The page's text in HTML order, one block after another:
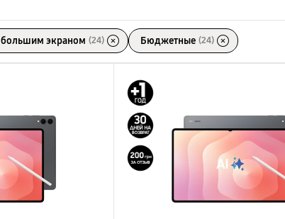
экраном (24) Бюджетные (24)